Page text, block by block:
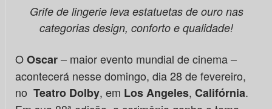
Grife de lingerie leva estatuetas de ouro nas
categorias design, conforto e qualidade!
OOscar– maior evento mundial de cinema –
acontecerá nesse domingo, dia 28 de fevereiro,
no Teatro Dolby, em Los Angeles, Califórnia.